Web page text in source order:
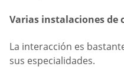
Varias instalaciones de
La interacción es
sus especialidades.